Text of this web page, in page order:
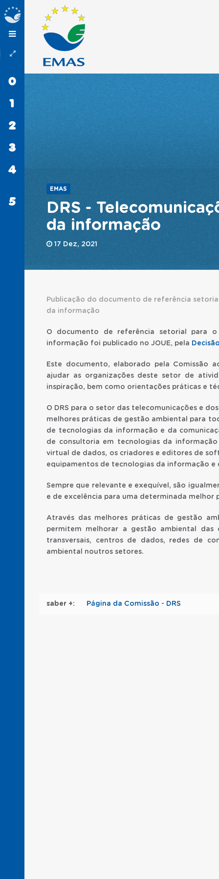
0 INÍCIO
1 EMAS
2 PROCEDIMENTOS
3 ORGANIZAÇÕES
4
SABER
5 CONTACTOS
EMAS
DRS -
da informação
17 Dez, 2021
Publicação do documento de referência
da informação
O documento de referência setorial para
informação foi publicado no JOUE, pela
Este documento, elaborado pela Comissão
ajudar as organizações deste setor de
inspiração, bem como orientações práticas e
O DRS para o setor das telecomunicações e
melhores práticas de gestão ambiental para
de tecnologias da informação e da
de consultoria em tecnologias da
virtual de dados, os criadores e editores de
equipamentos de tecnologias da informação e
Sempre que relevante e exequível, são
e de excelência para uma determinada melhor
Através das melhores práticas de gestão
permitem melhorar a gestão ambiental das
transversais, centros de dados, redes de
ambiental noutros setores.
saber +: Página da Comissão - DRS